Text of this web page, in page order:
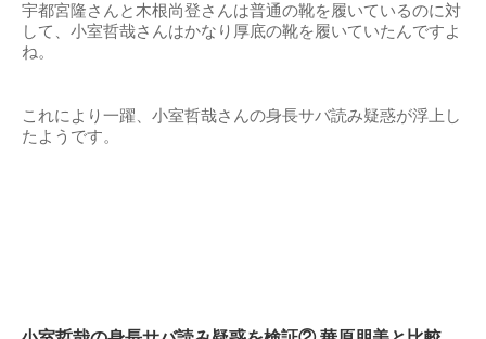
宇都宮隆さんと木根尚登さんは普通の靴を履いているのに対
して、小室哲哉さんはかなり厚底の靴を履いていたんですよ
ね。
これにより一躍、小室哲哉さんの身長サバ読み疑惑が浮上し
たようです。